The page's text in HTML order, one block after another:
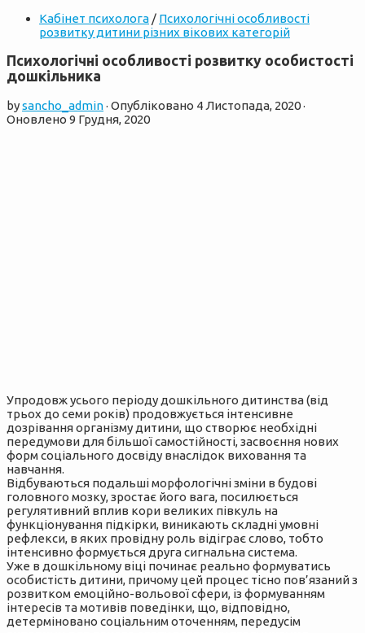
Кабінет психолога / Психологічні особливості
розвитку дитини різних вікових категорій
Психологічні особливості розвитку особистості
дошкільника
bysancho_admin· Опубліковано 4 Листопада, 2020·
Оновлено 9 Грудня, 2020
Упродовж усього періоду дошкільного дитинства (від
трьох до семи років) продовжується інтенсивне
дозрівання організму дитини, що створює необхідні
передумови для більшої самостійності, засвоєння нових
форм соціального досвіду внаслідок виховання та
навчання.
Відбуваються подальші морфологічні зміни в будові
головного мозку, зростає його вага, посилюється
регулятивний вплив кори великих півкуль на
функціонування підкірки, виникають складні умовні
рефлекси, в яких провідну роль відіграє слово, тобто
інтенсивно формується друга сигнальна система.
Уже в дошкільному віці починає реально формуватись
особистість дитини, причому цей процес тісно пов’язаний з
розвитком емоційно-вольової сфери, із формуванням
інтересів та мотивів поведінки, що, відповідно,
детерміновано соціальним оточенням, передусім